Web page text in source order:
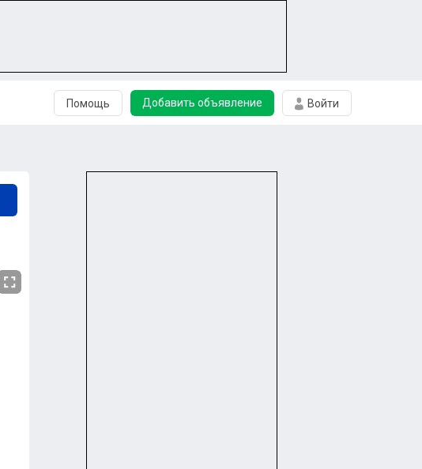
Помощь Добавить объявление Войти